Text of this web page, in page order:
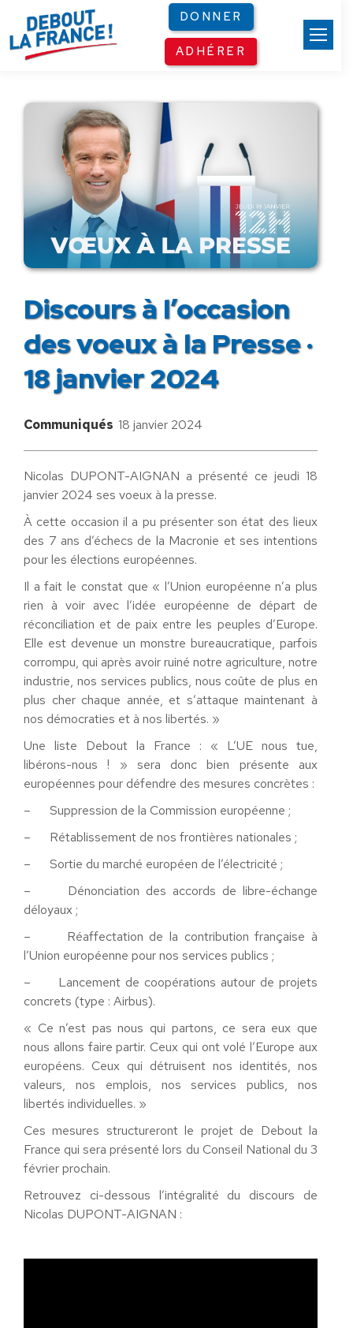
DONNER
ADHÉRER
Discours à l’occasion
des voeux à la Presse ·
18 janvier 2024
Communiqués 18 janvier 2024
Nicolas DUPONT-AIGNAN a présenté ce jeudi 18
janvier 2024 ses voeux à la presse.
À cette occasion il a pu présenter son état des lieux
des 7 ans d’échecs de la Macronie et ses intentions
pour les élections européennes.
Il a fait le constat que « l’Union européenne n’a plus
rien à voir avec l’idée européenne de départ de
réconciliation et de paix entre les peuples d’Europe.
Elle est devenue un monstre bureaucratique, parfois
corrompu, qui après avoir ruiné notre agriculture, notre
industrie, nos services publics, nous coûte de plus en
plus cher chaque année, et s’attaque maintenant à
nos démocraties et à nos libertés. »
Une liste Debout la France : « L’UE nous tue,
libérons-nous ! » sera donc bien présente aux
européennes pour défendre des mesures concrètes :
– Suppression de la Commission européenne ;
– Rétablissement de nos frontières nationales ;
– Sortie du marché européen de l’électricité ;
– Dénonciation des accords de libre-échange
déloyaux ;
– Réaffectation de la contribution française à
l’Union européenne pour nos services publics ;
– Lancement de coopérations autour de projets
concrets (type : Airbus).
« Ce n’est pas nous qui partons, ce sera eux que
nous allons faire partir. Ceux qui ont volé l’Europe aux
européens. Ceux qui détruisent nos identités, nos
valeurs, nos emplois, nos services publics, nos
libertés individuelles. »
Ces mesures structureront le projet de Debout la
France qui sera présenté lors du Conseil National du 3
février prochain.
Retrouvez ci-dessous l’intégralité du discours de
Nicolas DUPONT-AIGNAN :
Panneau de gestion des cookies